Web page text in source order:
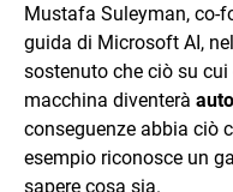
Mustafa Suleyman, co-
guida di Microsoft AI,
sostenuto che ciò su
macchina diventerà
conseguenze abbia ciò
esempio riconosce un
sapere cosa sia.